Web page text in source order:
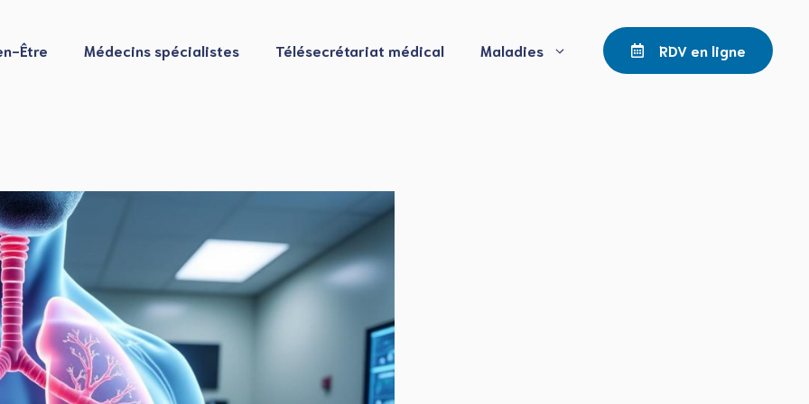
Être Médecins spécialistes Télésecrétariat médical Maladies RDV en ligne